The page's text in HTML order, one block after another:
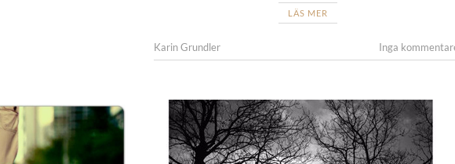
LÄS MER
Karin Grundler Inga